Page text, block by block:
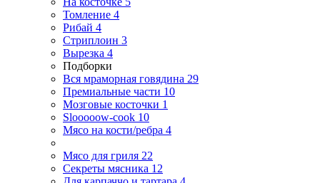
Томление 4
Рибай 4
Стриплоин 3
Вырезка 4
Подборки
Вся мраморная говядина 29
Премиальные части 10
Мозговые косточки 1
Slooooow-cook 10
Мясо на кости/ребра 4
Мясо для гриля 22
Секреты мясника 12